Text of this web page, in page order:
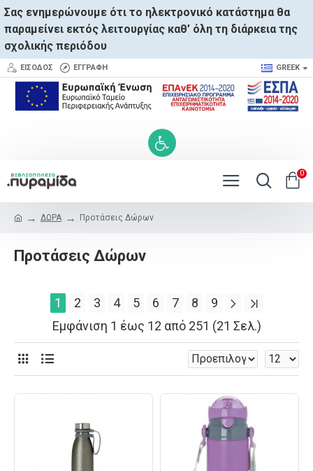
Σας ενημερώνουμε ότι το ηλεκτρονικό κατάστημα θα
παραμείνει εκτός λειτουργίας καθ’ όλη τη διάρκεια της
σχολικής περιόδου
ΕΊΣΟΔΟΣ ΕΓΓΡΑΦΉ GREEK
0
ΔΩΡΑ Προτάσεις Δώρων
Προτάσεις Δώρων
1 2 3 4 5 6 7 8
9
Εμφάνιση 1 έως 12 από 251 (21 Σελ.)